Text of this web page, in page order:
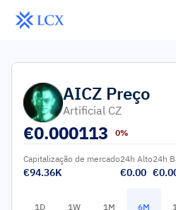
AICZ Preço
Artificial CZ
€0.000113 0%
Capitalização de mercado
€94.36K
24h Alto
€0.00
24h
1D 1W 1M 6M